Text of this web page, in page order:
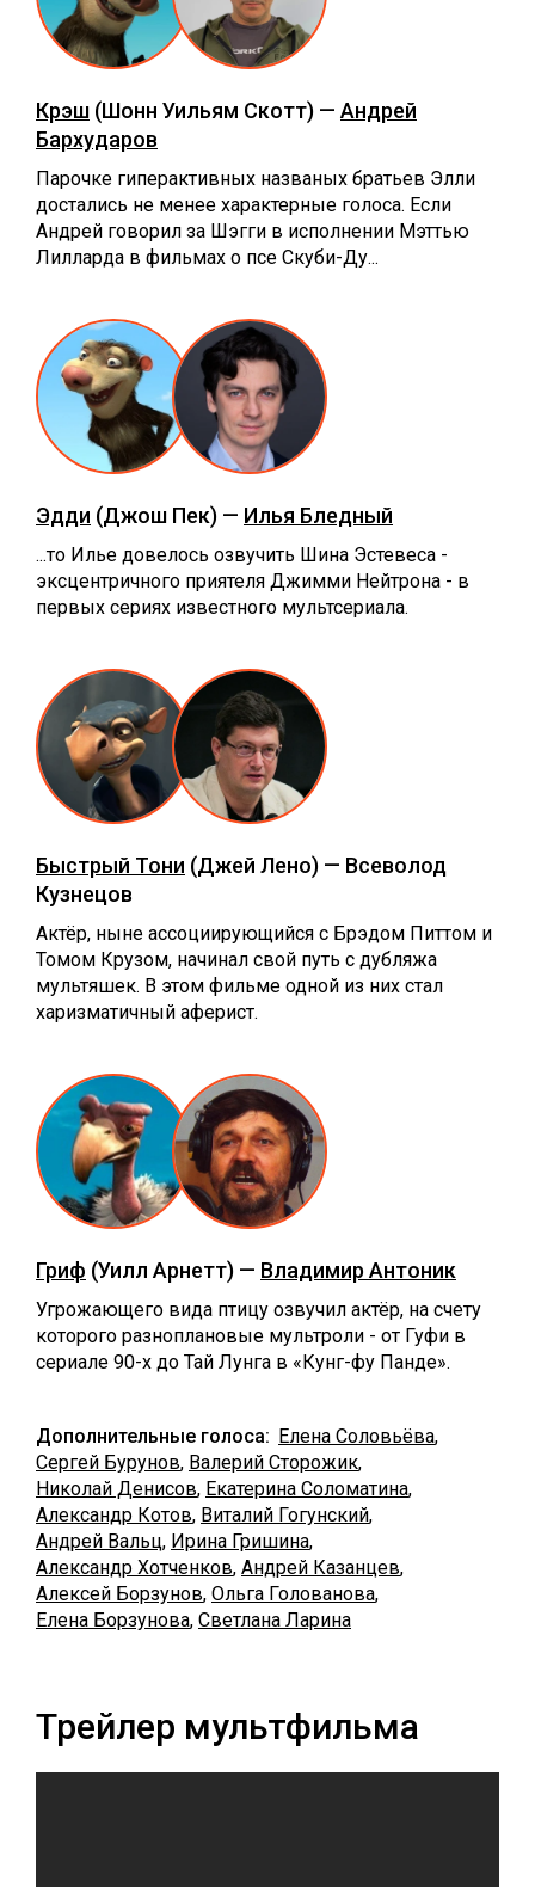
Крэш (Шонн Уильям Скотт) — Андрей
Бархударов
Парочке гиперактивных названых братьев Элли
достались не менее характерные голоса. Если
Андрей говорил за Шэгги в исполнении Мэттью
Лилларда в фильмах о псе Скуби-Ду...
Эдди (Джош Пек) — Илья Бледный
...то Илье довелось озвучить Шина Эстевеса -
эксцентричного приятеля Джимми Нейтрона - в
первых сериях известного мультсериала.
Быстрый Тони (Джей Лено) — Всеволод
Кузнецов
Актёр, ныне ассоциирующийся с Брэдом Питтом и
Томом Крузом, начинал свой путь с дубляжа
мультяшек. В этом фильме одной из них стал
харизматичный аферист.
Гриф (Уилл Арнетт) — Владимир Антоник
Угрожающего вида птицу озвучил актёр, на счету
которого разноплановые мультроли - от Гуфи в
сериале 90-х до Тай Лунга в «Кунг-фу Панде».
Дополнительные голоса: Елена Соловьёва,
Сергей Бурунов, Валерий Сторожик,
Николай Денисов, Екатерина Соломатина,
Александр Котов, Виталий Гогунский,
Андрей Вальц, Ирина Гришина,
Александр Хотченков, Андрей Казанцев,
Алексей Борзунов, Ольга Голованова,
Елена Борзунова, Светлана Ларина
Трейлер мультфильма